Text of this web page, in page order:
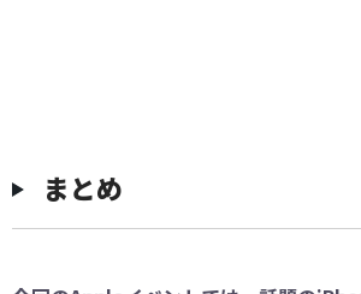
まとめ